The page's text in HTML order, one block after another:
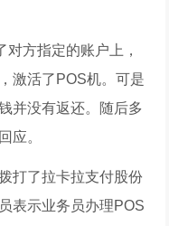
方指定的账户上，
激活了POS机。可是
并没有返还。随后多
应。
打了拉卡拉支付股份
表示业务员办理POS